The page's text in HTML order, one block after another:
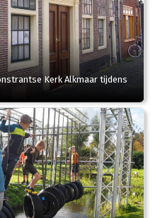
Kerk Alkmaar tijdens